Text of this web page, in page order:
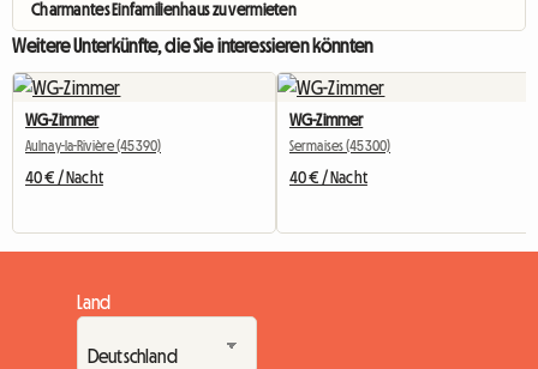
Charmantes Einfamilienhaus zu vermieten
Weitere Unterkünfte, die Sie interessieren könnten
WG-Zimmer
Aulnay-la-Rivière (45390)
40 € / Nacht
WG-Zimmer
Sermaises (45300)
40 € / Nacht
Land